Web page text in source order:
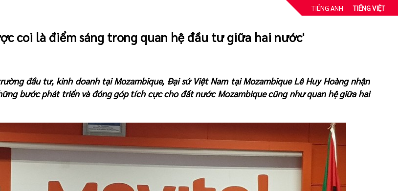
TIẾNG ANH TIẾNG VIỆT
coi là điểm sáng trong quan hệ đầu tư giữa hai nước'
đầu tư, kinh doanh tại Mozambique, Đại sứ Việt Nam tại Mozambique Lê Huy Hoàng nhận
bước phát triển và đóng góp tích cực cho đất nước Mozambique cũng như quan hệ giữa hai